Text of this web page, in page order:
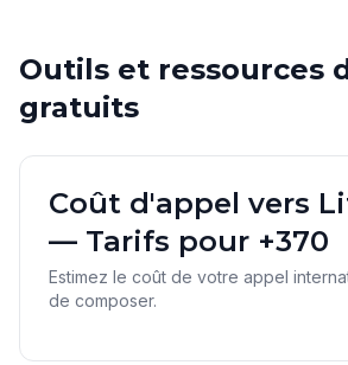
Outils et ressources
gratuits
Coût d'appel vers
— Tarifs pour +370
Estimez le coût de votre appel
de composer.